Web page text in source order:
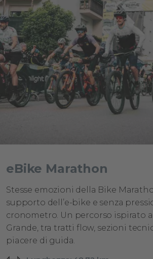
eBike Marathon
Stesse emozioni della Bike
supporto dell’e-bike e senza
cronometro. Un percorso ispirato
Grande, tra tratti flow, sezioni
piacere di guida.